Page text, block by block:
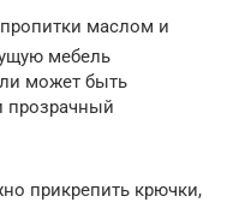
маслом и
мебель
может быть
прозрачный
прикрепить крючки,